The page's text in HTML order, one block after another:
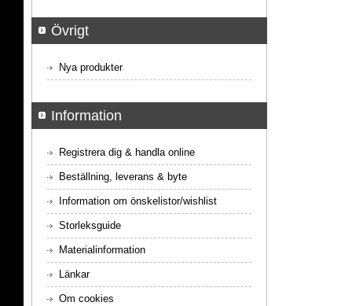
Övrigt
Nya produkter
Information
Registrera dig & handla online
Beställning, leverans & byte
Information om önskelistor/wishlist
Storleksguide
Materialinformation
Länkar
Om cookies